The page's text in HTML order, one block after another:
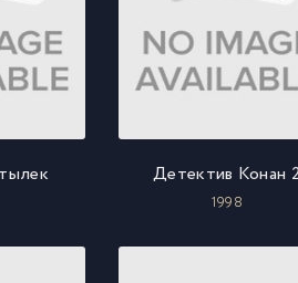
Детектив Конан
1998